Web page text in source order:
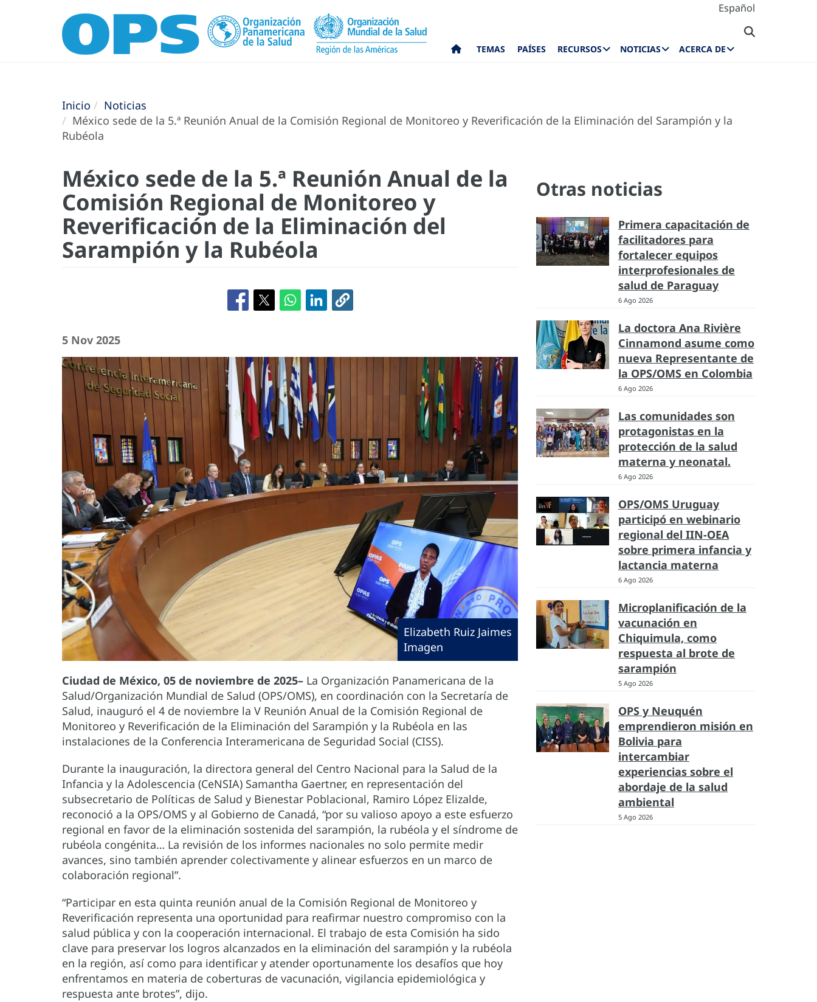
Español
TEMAS PAÍSES RECURSOS NOTICIAS ACERCA DE
Inicio
Noticias
México sede de la 5.ª Reunión Anual de la Comisión Regional de Monitoreo y Reverificación de la Eliminación del Sarampión y la
Rubéola
México sede de la 5.ª Reunión Anual de la
Comisión Regional de Monitoreo y
Reverificación de la Eliminación del
Sarampión y la Rubéola
5 Nov 2025
Elizabeth Ruiz Jaimes
Imagen
Ciudad de México, 05 de noviembre de 2025– La Organización Panamericana de la
Salud/Organización Mundial de Salud (OPS/OMS), en coordinación con la Secretaría de
Salud, inauguró el 4 de noviembre la V Reunión Anual de la Comisión Regional de
Monitoreo y Reverificación de la Eliminación del Sarampión y la Rubéola en las
instalaciones de la Conferencia Interamericana de Seguridad Social (CISS).
Durante la inauguración, la directora general del Centro Nacional para la Salud de la
Infancia y la Adolescencia (CeNSIA) Samantha Gaertner, en representación del
subsecretario de Políticas de Salud y Bienestar Poblacional, Ramiro López Elizalde,
reconoció a la OPS/OMS y al Gobierno de Canadá, “por su valioso apoyo a este esfuerzo
regional en favor de la eliminación sostenida del sarampión, la rubéola y el síndrome de
rubéola congénita… La revisión de los informes nacionales no solo permite medir
avances, sino también aprender colectivamente y alinear esfuerzos en un marco de
colaboración regional”.
“Participar en esta quinta reunión anual de la Comisión Regional de Monitoreo y
Reverificación representa una oportunidad para reafirmar nuestro compromiso con la
salud pública y con la cooperación internacional. El trabajo de esta Comisión ha sido
clave para preservar los logros alcanzados en la eliminación del sarampión y la rubéola
en la región, así como para identificar y atender oportunamente los desafíos que hoy
enfrentamos en materia de coberturas de vacunación, vigilancia epidemiológica y
respuesta ante brotes”, dijo.
Otras noticias
Primera capacitación de
facilitadores para
fortalecer equipos
interprofesionales de
salud de Paraguay
6 Ago 2026
La doctora Ana Rivière
Cinnamond asume como
nueva Representante de
la OPS/OMS en Colombia
6 Ago 2026
Las comunidades son
protagonistas en la
protección de la salud
materna y neonatal.
6 Ago 2026
OPS/OMS Uruguay
participó en webinario
regional del IIN-OEA
sobre primera infancia y
lactancia materna
6 Ago 2026
Microplanificación de la
vacunación en
Chiquimula, como
respuesta al brote de
sarampión
5 Ago 2026
OPS y Neuquén
emprendieron misión en
Bolivia para
intercambiar
experiencias sobre el
abordaje de la salud
ambiental
5 Ago 2026